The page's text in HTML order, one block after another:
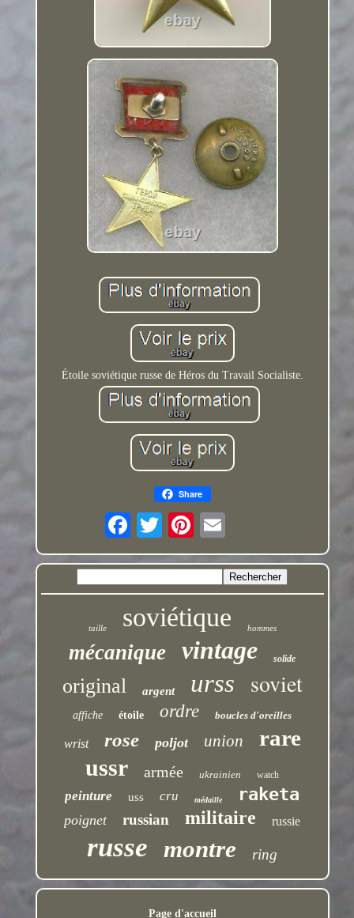
Étoile soviétique russe de Héros du Travail Socialiste.
Share
taille soviétique hommes
mécanique vintage solide
original argent urss soviet
affiche étoile ordre boucles d'oreilles
wrist rose poljot union rare
ussr armée ukrainien watch
peinture uss cru médaille raketa
poignet russian militaire russie
russe montre ring
Page d'accueil